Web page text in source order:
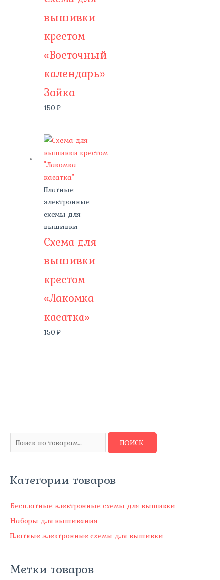
вышивки
крестом
«Восточный
календарь»
Зайка
150₽
Платные
электронные
схемы для
вышивки
Схема для
вышивки
крестом
«Лакомка
касатка»
150₽
с
а
ь
:
ПОИСК
Категории товаров
Бесплатные электронные схемы для вышивки
Наборы для вышивания
Платные электронные схемы для вышивки
Метки товаров